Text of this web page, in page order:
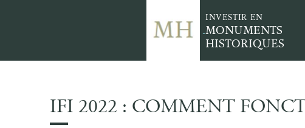
INVESTIR EN
MONUMENTS
HISTORIQUES
IFI 2022 : COMMENT